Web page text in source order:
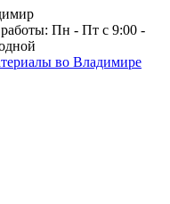
Пн - Пт с 9:00 -
во Владимире